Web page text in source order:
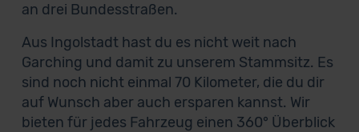
an drei Bundesstraßen.
Aus Ingolstadt hast du es nicht weit nach
Garching und damit zu unserem Stammsitz. Es
sind noch nicht einmal 70 Kilometer, die du dir
auf Wunsch aber auch ersparen kannst. Wir
bieten für jedes Fahrzeug einen 360° Überblick